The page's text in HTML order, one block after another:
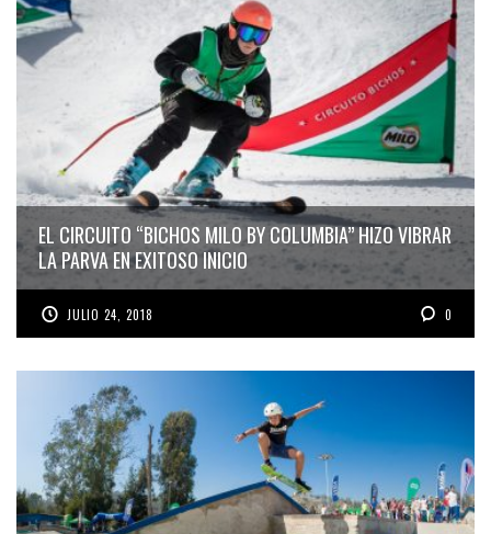
EL CIRCUITO “BICHOS MILO BY COLUMBIA” HIZO VIBRAR
LA PARVA EN EXITOSO INICIO
JULIO 24, 2018 0